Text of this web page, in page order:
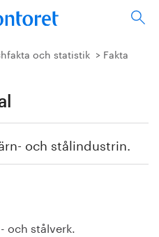
och statistik
Fakta
och stålindustrin.
och stålverk.